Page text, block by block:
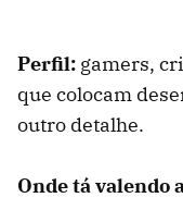
Perfil: gamers,
que colocam
outro detalhe.
Onde tá valendo